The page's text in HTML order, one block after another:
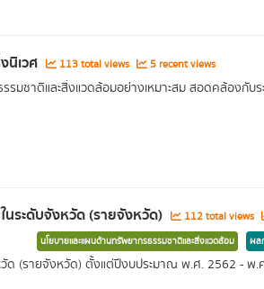
นิเวศ 113 total views 5 recent views
รรมชาติและสิ่งแวดล้อมอย่างเหมาะสม สอดคล้องกั
ะดับจังหวัด (รายจังหวัด) 112 total views
นโยบายและแผนด้านทรัพยากรธรรมชาติและสิ่งแวดล้อม ผล
(รายจังหวัด) ตั้งแต่ปีงบประมาณ พ.ศ. 2562 - พ.